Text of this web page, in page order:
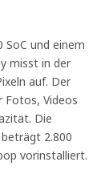
und einem
misst in der
auf. Der
Fotos, Videos
Die
2.800
vorinstalliert.